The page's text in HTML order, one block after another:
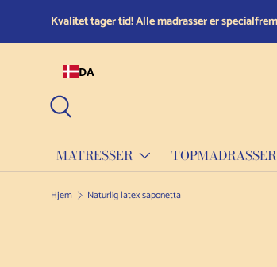
Spring til indhold
DA
MATRESSER TOPMADRASSER
Hjem Naturlig latex saponetta